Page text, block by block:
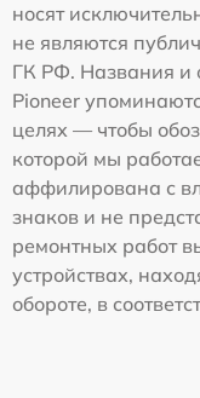
носят
не являются
ГК РФ. Названия и
Pioneer
целях — чтобы
которой мы
аффилирована с
знаков и не
ремонтных работ
устройствах,
обороте, в